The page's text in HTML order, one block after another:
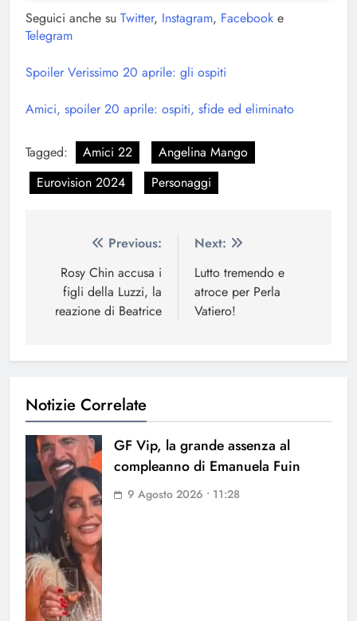
Seguici anche su Twitter, Instagram, Facebook e
Telegram
Spoiler Verissimo 20 aprile: gli ospiti
Amici, spoiler 20 aprile: ospiti, sfide ed eliminato
Tagged: Amici 22
Angelina Mango
Eurovision 2024
Personaggi
Navigazione
articoli
Previous:
Rosy Chin accusa i
figli della Luzzi, la
reazione di Beatrice
Next:
Lutto tremendo e
atroce per Perla
Vatiero!
Notizie Correlate
GF Vip, la grande assenza al
compleanno di Emanuela Fuin
9 Agosto 2026 • 11:28